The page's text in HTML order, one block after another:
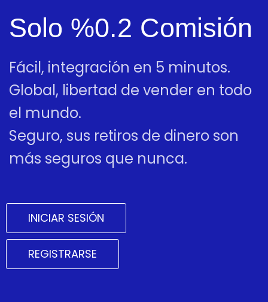
Solo %0.2 Comisión
Fácil, integración en 5 minutos.
Global, libertad de vender en todo
el mundo.
Seguro, sus retiros de dinero son
más seguros que nunca.
INICIAR SESIÓN
REGISTRARSE